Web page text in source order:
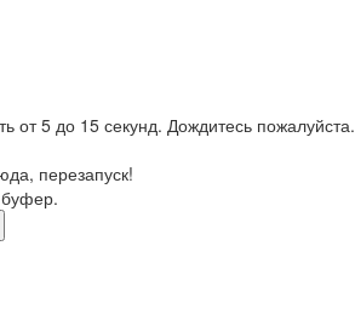
от 5 до 15 секунд. Дождитесь пожалуйста.
перезапуск!
буфер.